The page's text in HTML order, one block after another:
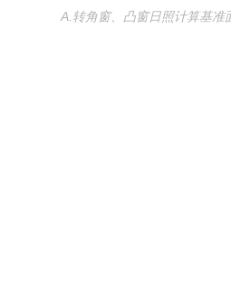
A.转角窗、凸窗日照计算基准